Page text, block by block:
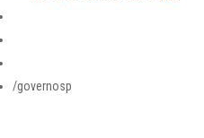
/governosp